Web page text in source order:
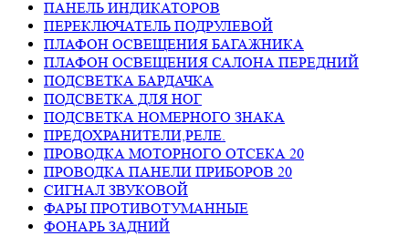
ПАНЕЛЬ ИНДИКАТОРОВ
ПЕРЕКЛЮЧАТЕЛЬ ПОДРУЛЕВОЙ
ПЛАФОН ОСВЕЩЕНИЯ БАГАЖНИКА
ПЛАФОН ОСВЕЩЕНИЯ САЛОНА ПЕРЕДНИЙ
ПОДСВЕТКА БАРДАЧКА
ПОДСВЕТКА ДЛЯ НОГ
ПОДСВЕТКА НОМЕРНОГО ЗНАКА
ПРЕДОХРАНИТЕЛИ,РЕЛЕ.
ПРОВОДКА МОТОРНОГО ОТСЕКА 20
ПРОВОДКА ПАНЕЛИ ПРИБОРОВ 20
СИГНАЛ ЗВУКОВОЙ
ФАРЫ ПРОТИВОТУМАННЫЕ
ФОНАРЬ ЗАДНИЙ